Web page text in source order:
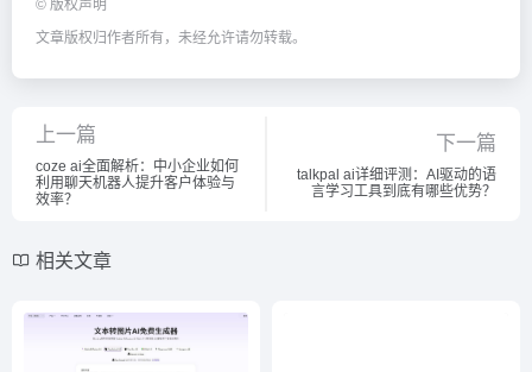
© 版权声明
文章版权归作者所有，未经允许请勿转载。
上一篇
coze ai全面解析：中小企业如何
利用聊天机器人提升客户体验与
效率？
下一篇
talkpal ai详细评测：AI驱动的语
言学习工具到底有哪些优势？
相关文章